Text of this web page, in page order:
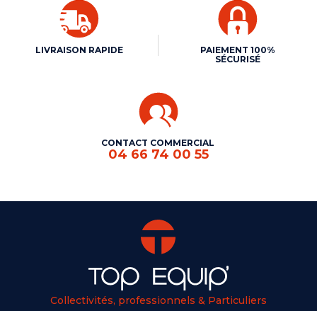
LIVRAISON RAPIDE
PAIEMENT 100%
SÉCURISÉ
CONTACT COMMERCIAL
04 66 74 00 55
Collectivités, professionnels & Particuliers